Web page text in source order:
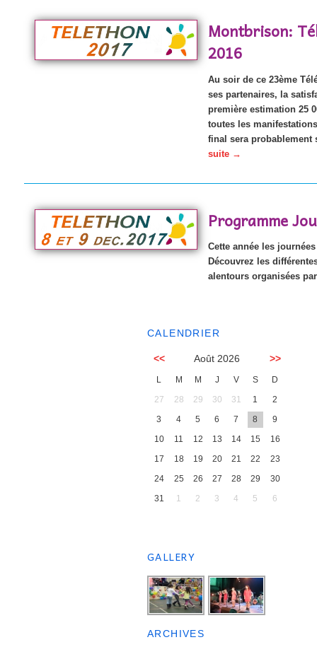
Montbrison:
2016
Au soir de ce 23ème
ses partenaires, la
première estimation 25
toutes les
final sera probablement
suite →
Programme
Cette année les
Découvrez les
alentours organisées
CALENDRIER
<< Août 2026 >>
L M M J V S
D
27
28 29 30 31 1
2
3
4 5 6 7 8
9
10
11 12 13 14 15
16
17
18 19 20 21 22
23
24
25 26 27 28 29
30
31
1 2 3 4 5 6
GALLERY
ARCHIVES